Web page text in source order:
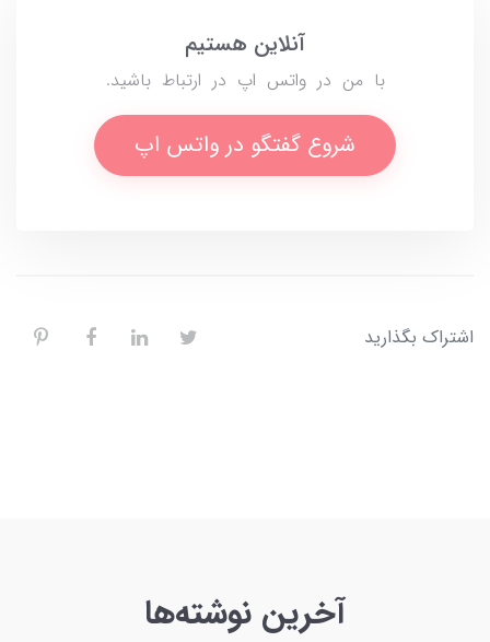
آنلاین هستیم
با من در واتس اپ در ارتباط باشید.
شروع گفتگو در واتس اپ
اشتراک بگذارید
آخرین نوشته‌ها